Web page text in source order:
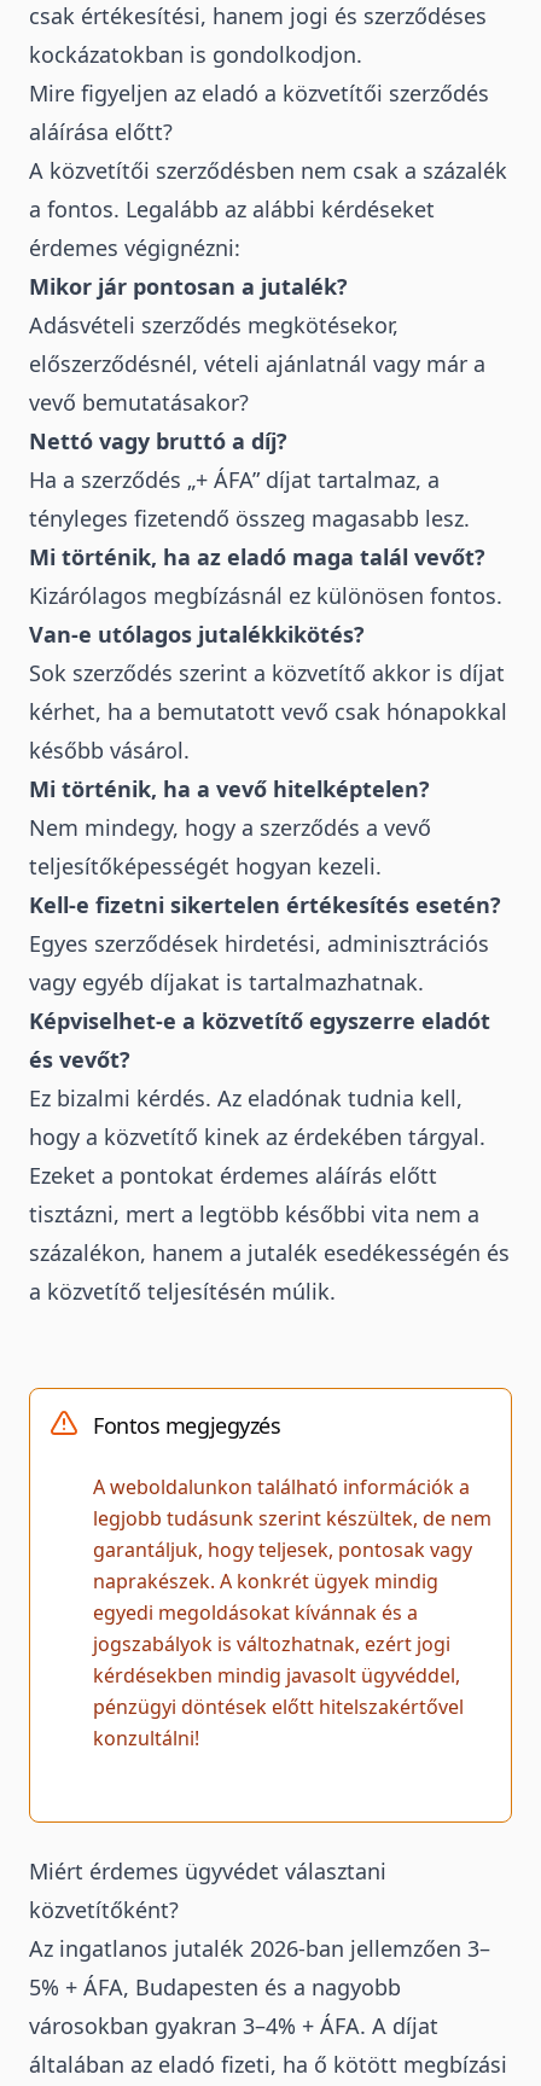
csak értékesítési, hanem jogi és szerződéses
kockázatokban is gondolkodjon.
Mire figyeljen az eladó a közvetítői szerződés
aláírása előtt?
A közvetítői szerződésben nem csak a százalék
a fontos. Legalább az alábbi kérdéseket
érdemes végignézni:
Mikor jár pontosan a jutalék?
Adásvételi szerződés megkötésekor,
előszerződésnél, vételi ajánlatnál vagy már a
vevő bemutatásakor?
Nettó vagy bruttó a díj?
Ha a szerződés „+ ÁFA” díjat tartalmaz, a
tényleges fizetendő összeg magasabb lesz.
Mi történik, ha az eladó maga talál vevőt?
Kizárólagos megbízásnál ez különösen fontos.
Van-e utólagos jutalékkikötés?
Sok szerződés szerint a közvetítő akkor is díjat
kérhet, ha a bemutatott vevő csak hónapokkal
később vásárol.
Mi történik, ha a vevő hitelképtelen?
Nem mindegy, hogy a szerződés a vevő
teljesítőképességét hogyan kezeli.
Kell-e fizetni sikertelen értékesítés esetén?
Egyes szerződések hirdetési, adminisztrációs
vagy egyéb díjakat is tartalmazhatnak.
Képviselhet-e a közvetítő egyszerre eladót
és vevőt?
Ez bizalmi kérdés. Az eladónak tudnia kell,
hogy a közvetítő kinek az érdekében tárgyal.
Ezeket a pontokat érdemes aláírás előtt
tisztázni, mert a legtöbb későbbi vita nem a
százalékon, hanem a jutalék esedékességén és
a közvetítő teljesítésén múlik.
Fontos megjegyzés
A weboldalunkon található információk a
legjobb tudásunk szerint készültek, de nem
garantáljuk, hogy teljesek, pontosak vagy
naprakészek. A konkrét ügyek mindig
egyedi megoldásokat kívánnak és a
jogszabályok is változhatnak, ezért jogi
kérdésekben mindig javasolt ügyvéddel,
pénzügyi döntések előtt hitelszakértővel
konzultálni!
Miért érdemes ügyvédet választani
közvetítőként?
Az ingatlanos jutalék 2026-ban jellemzően 3–
5% + ÁFA, Budapesten és a nagyobb
városokban gyakran 3–4% + ÁFA. A díjat
általában az eladó fizeti, ha ő kötött megbízási